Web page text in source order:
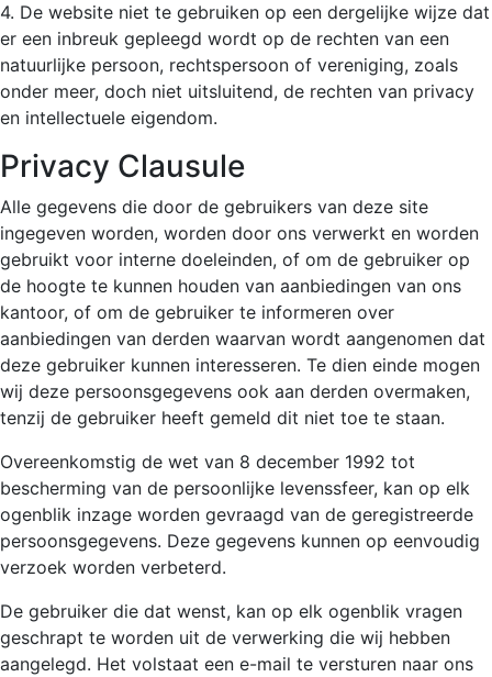
4. De website niet te gebruiken op een dergelijke wijze dat
er een inbreuk gepleegd wordt op de rechten van een
natuurlijke persoon, rechtspersoon of vereniging, zoals
onder meer, doch niet uitsluitend, de rechten van privacy
en intellectuele eigendom.
Privacy Clausule
Alle gegevens die door de gebruikers van deze site
ingegeven worden, worden door ons verwerkt en worden
gebruikt voor interne doeleinden, of om de gebruiker op
de hoogte te kunnen houden van aanbiedingen van ons
kantoor, of om de gebruiker te informeren over
aanbiedingen van derden waarvan wordt aangenomen dat
deze gebruiker kunnen interesseren. Te dien einde mogen
wij deze persoonsgegevens ook aan derden overmaken,
tenzij de gebruiker heeft gemeld dit niet toe te staan.
Overeenkomstig de wet van 8 december 1992 tot
bescherming van de persoonlijke levenssfeer, kan op elk
ogenblik inzage worden gevraagd van de geregistreerde
persoonsgegevens. Deze gegevens kunnen op eenvoudig
verzoek worden verbeterd.
De gebruiker die dat wenst, kan op elk ogenblik vragen
geschrapt te worden uit de verwerking die wij hebben
aangelegd. Het volstaat een e-mail te versturen naar ons